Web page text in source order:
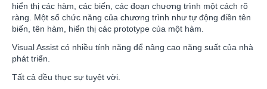
hiển thị các hàm, các biến, các đoạn chương trình một cách rõ
ràng. Một số chức năng của chương trình như tự động điền tên
biến, tên hàm, hiển thị các prototype của một hàm.
Visual Assist có nhiều tính năng để nâng cao năng suất của nhà
phát triển.
Tất cả đều thực sự tuyệt vời.